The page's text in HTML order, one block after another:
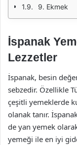
9. Ekmek
İspanak
Lezzetler
İspanak, besin
sebzedir. Özellikle
çeşitli yemeklerde
olanak tanır.
de yan yemek
yemeği ile en iyi